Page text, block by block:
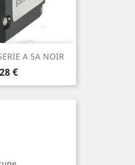
A 5A NOIR
€